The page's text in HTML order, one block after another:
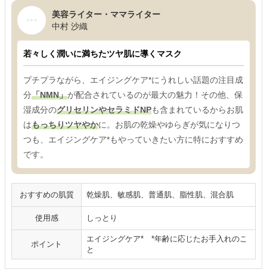
美容ライター・ママライター
中村 沙織
若々しく潤いに満ちたツヤ肌に導くマスク
プチプラながら、エイジングケア*にうれしい話題の注目成
分「NMN」が配合されているのが最大の魅力！その他、保
湿成分のグリセリンやセラミドNPも含まれているからお肌
はもっちりツヤやかに。お肌の乾燥やゆらぎが気になりつ
つも、エイジングケア*もやっていきたい方に特におすすめ
です。
おすすめの肌質 乾燥肌、敏感肌、普通肌、脂性肌、混合肌
使用感 しっとり
ポイント
エイジングケア* *年齢に応じたお手入れのこ
と